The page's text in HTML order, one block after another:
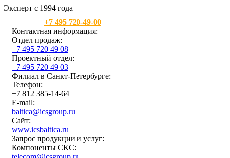
Эксперт с 1994 года
+7 495 720-49-00
Контактная информация:
Отдел продаж:
+7 495 720 49 08
Проектный отдел:
+7 495 720 49 03
Филиал в Санкт-Петербурге:
Телефон:
+7 812 385-14-64
E-mail:
baltica@icsgroup.ru
Сайт:
www.icsbaltica.ru
Запрос продукции и услуг:
Компоненты СКС:
telecom@icsgroup.ru